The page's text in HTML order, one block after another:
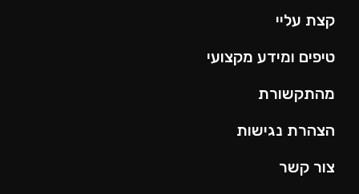
קצת עליי
טיפים ומידע מקצועי
מהתקשורת
הצהרת נגישות
צור קשר